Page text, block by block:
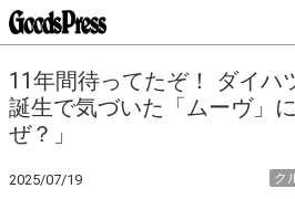
11年間待ってたぞ！ ダイハ
誕生で気づいた「ムーヴ」
ぜ？」
2025/07/19 ク